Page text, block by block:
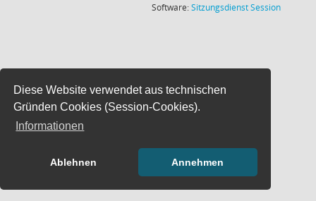
Diese Website verwendet aus technischen
Gründen Cookies (Session-Cookies).
Informationen
Ablehnen Annehmen
Software:SitzungsdienstSession(Wird in